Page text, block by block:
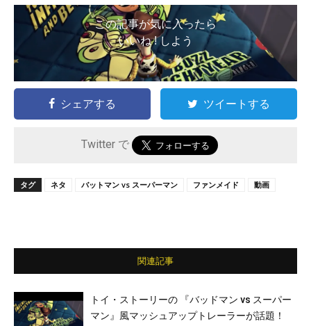
この記事が気に入ったら
いいね ! しよう
シェアする ツイートする
Twitter で
タグ ネタ バットマン vs スーパーマン ファンメイド 動画
関連記事
トイ・ストーリーの 『バッドマン vs スーパー
マン』風マッシュアップトレーラーが話題！